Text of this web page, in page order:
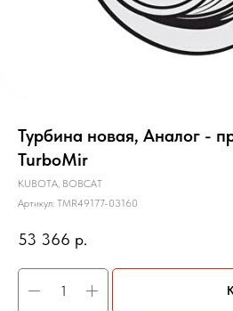
Турбина новая, Аналог -
TurboMir
KUBOTA, BOBCAT
Артикул: TMR49177-03160
53 366 р.